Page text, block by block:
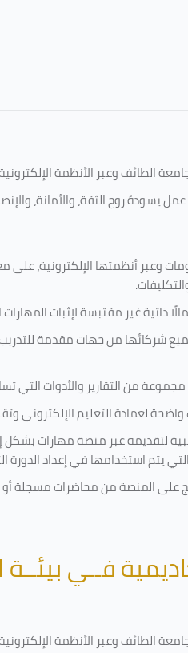
الطائف وعبر الأنظمة
يسودهُ روح الثقة، والأمانة،
وعبر أنظمتها الإلكترونية،
ذاتية غير مقتبسة لإثبات
شركائها من جهات مقدمة
من التقارير والأدوات التي
لعمادة التعليم الإلكتروني
لتقديمه عبر منصة مهارات
يتم استخدامها في إعداد
على المنصة من محاضرات مسجلة
فــي بيئــة
الطائف وعبر الأنظمة